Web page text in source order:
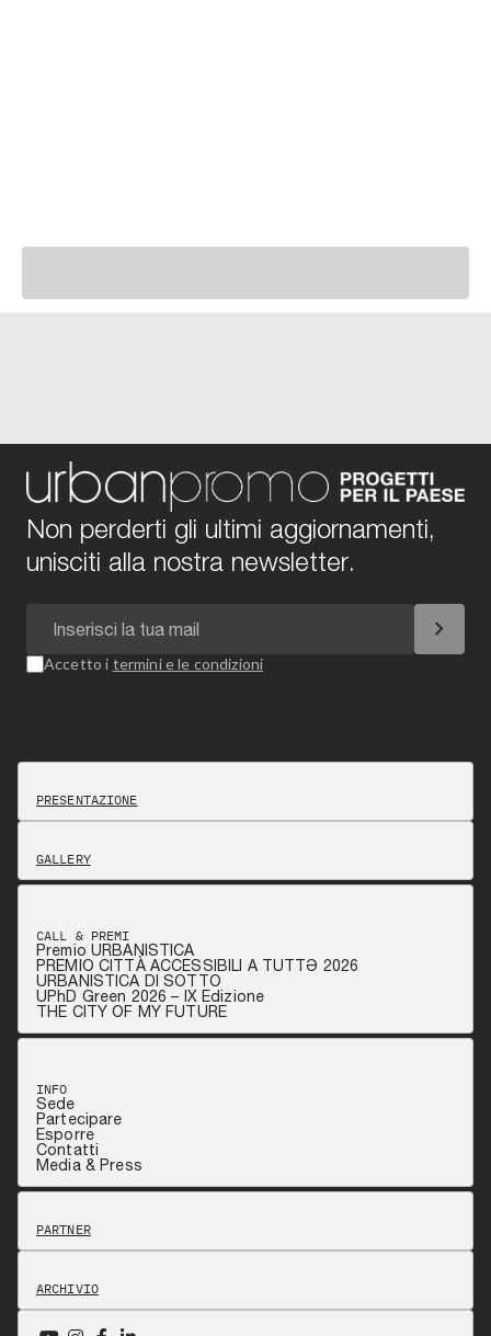
Non perderti gli ultimi aggiornamenti,
unisciti alla nostra newsletter.
chevron_right
Accetto i termini e le condizioni
PRESENTAZIONE
GALLERY
CALL & PREMI
Premio URBANISTICA
PREMIO CITTÀ ACCESSIBILI A TUTTƏ 2026
URBANISTICA DI SOTTO
UPhD Green 2026 – IX Edizione
THE CITY OF MY FUTURE
INFO
Sede
Partecipare
Esporre
Contatti
Media & Press
PARTNER
ARCHIVIO